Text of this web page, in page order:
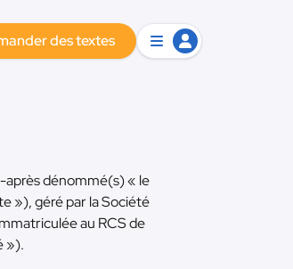
des textes
après dénommé(s) « le
»), géré par la Société
au RCS de
»).